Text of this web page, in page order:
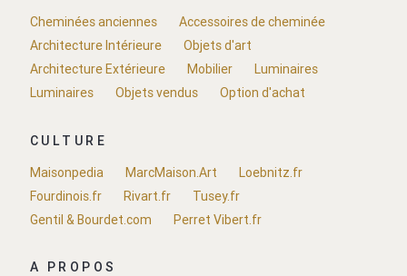
Cheminées anciennes
Accessoires de cheminée
Architecture Intérieure
Objets d'art
Architecture Extérieure
Mobilier
Luminaires
Luminaires
Objets vendus Option d'achat
CULTURE
Maisonpedia
MarcMaison.Art
Loebnitz.fr
Fourdinois.fr
Rivart.fr
Tusey.fr
Gentil & Bourdet.com
Perret Vibert.fr
A PROPOS